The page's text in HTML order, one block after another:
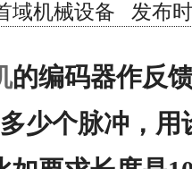
域机械设备 发布
的编码器作反
少个脉冲，